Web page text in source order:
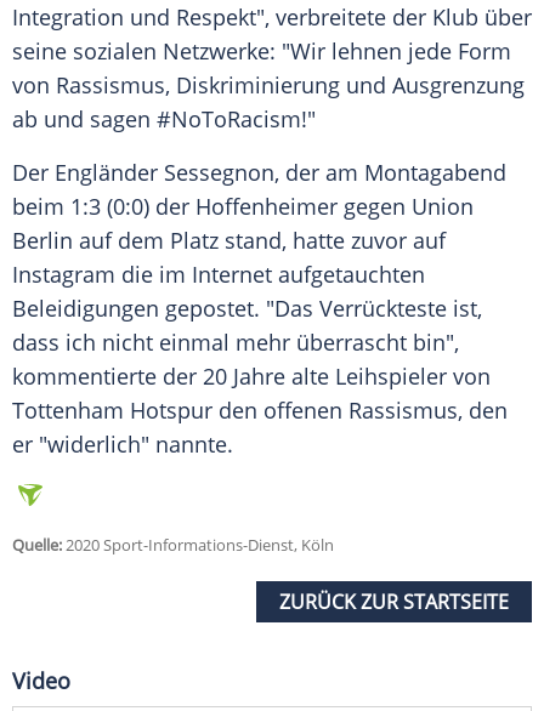
Integration und Respekt", verbreitete der Klub über
seine sozialen Netzwerke: "Wir lehnen jede Form
von Rassismus, Diskriminierung und Ausgrenzung
ab und sagen #NoToRacism!"
Der Engländer Sessegnon, der am Montagabend
beim 1:3 (0:0) der Hoffenheimer gegen Union
Berlin auf dem Platz stand, hatte zuvor auf
Instagram die im Internet aufgetauchten
Beleidigungen gepostet. "Das Verrückteste ist,
dass ich nicht einmal mehr überrascht bin",
kommentierte der 20 Jahre alte Leihspieler von
Tottenham Hotspur den offenen Rassismus, den
er "widerlich" nannte.
Quelle:2020 Sport-Informations-Dienst, Köln
ZURÜCK ZUR STARTSEITE
Video